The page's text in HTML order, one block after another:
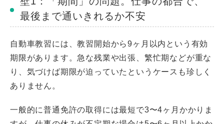
最後まで通いきれるか不安
自動車教習には、教習開始から9ヶ月以内という有効
期限があります。急な残業や出張、繁忙期などが重な
り、気づけば期限が迫っていたというケースも珍しく
ありません。
一般的に普通免許の取得には最短で3〜4ヶ月かかりま